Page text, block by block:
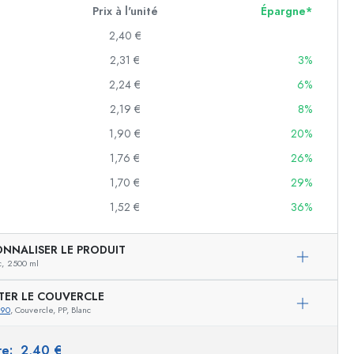
Prix à l'unité
Épargne*
2,40 €
2,31 €
3%
2,24 €
6%
2,19 €
8%
1,90 €
20%
1,76 €
26%
1,70 €
29%
1,52 € 36%
LE PRODUIT
2500 ml
LE COUVERCLE
, Couvercle, PP, Blanc